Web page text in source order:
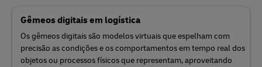
Gêmeos digitais em logística
Os gêmeos digitais são modelos virtuais que espelham com
precisão as condições e os comportamentos em tempo real dos
objetos ou processos físicos que representam, aproveitando